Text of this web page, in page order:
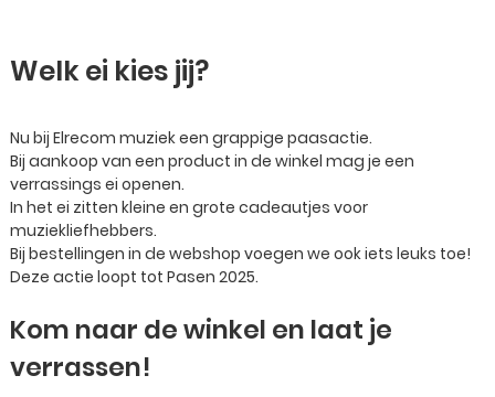
Welk ei kies jij?
Nu bij Elrecom muziek een grappige paasactie.
Bij aankoop van een product in de winkel mag je een
verrassings ei openen.
In het ei zitten kleine en grote cadeautjes voor
muziekliefhebbers.
Bij bestellingen in de webshop voegen we ook iets leuks toe!
Deze actie loopt tot Pasen 2025.
Kom naar de winkel en laat je
verrassen!